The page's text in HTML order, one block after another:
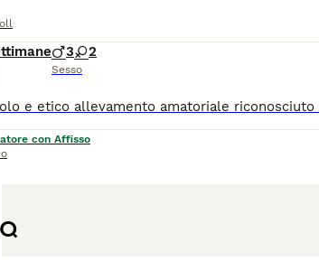
3 2
Sesso
con Affisso